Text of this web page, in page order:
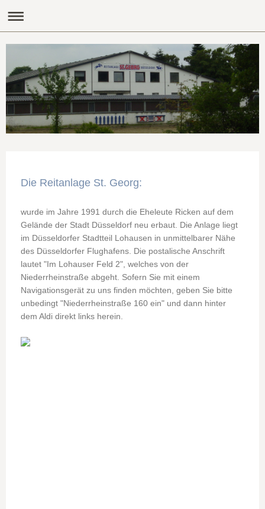
Die Reitanlage St. Georg:
wurde im Jahre 1991 durch die Eheleute Ricken auf dem
Gelände der Stadt Düsseldorf neu erbaut. Die Anlage liegt
im Düsseldorfer Stadtteil Lohausen in unmittelbarer Nähe
des Düsseldorfer Flughafens. Die postalische Anschrift
lautet "Im Lohauser Feld 2", welches von der
Niederrheinstraße abgeht. Sofern Sie mit einem
Navigationsgerät zu uns finden möchten, geben Sie bitte
unbedingt "Niederrheinstraße 160 ein" und dann hinter
dem Aldi direkt links herein.